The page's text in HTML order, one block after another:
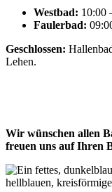
Westbad: 10:00
Faulerbad:
Geschlossen:
Lehen.
Wir wünschen allen
freuen uns auf Ihren